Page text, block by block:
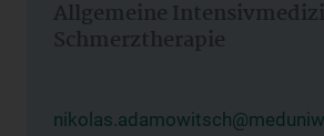
Allgemeine
Schmerztherapie